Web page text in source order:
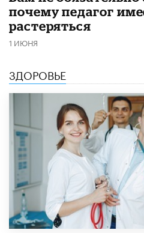
почему педагог
растеряться
1 ИЮНЯ
ЗДОРОВЬЕ